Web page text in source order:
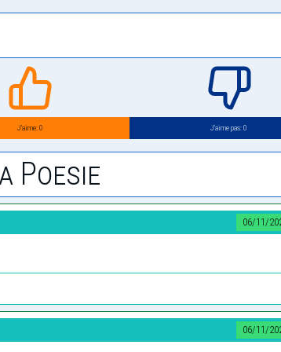
J’aime: 0 J’aime pas: 0
Poesie
06/11/
06/11/